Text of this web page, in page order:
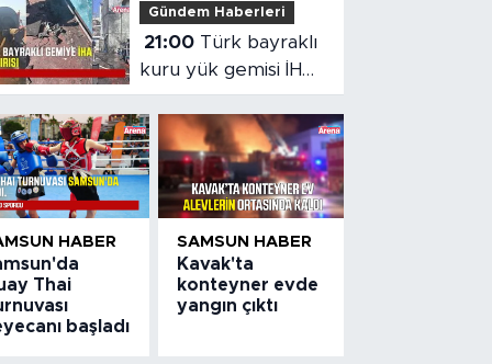
Gündem Haberleri
21:00
kuru yük gemisi İHA
saldırısına uğradı
HABER
Thai
başladı
SAMSUN HABER
Kavak'ta
konteyner evde
yangın çıktı